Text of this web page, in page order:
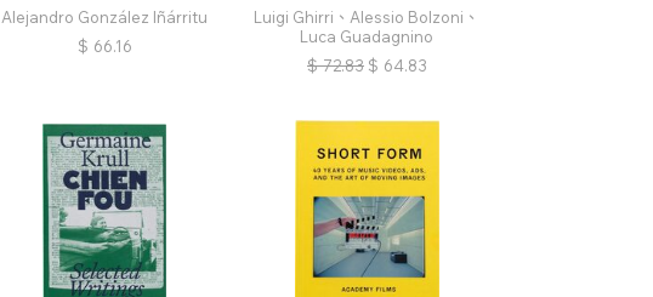
Alejandro González Iñárritu
$ 66.16
Luigi Ghirri、Alessio Bolzoni、
Luca Guadagnino
$ 72.83 $ 64.83